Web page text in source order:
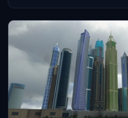
perspective.